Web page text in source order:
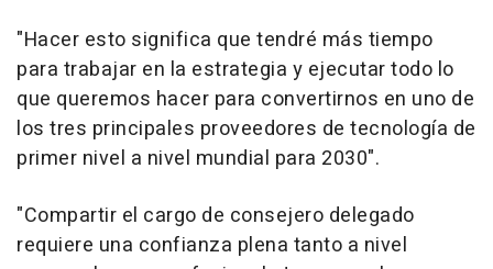
"Hacer esto significa que tendré más tiempo
para trabajar en la estrategia y ejecutar todo lo
que queremos hacer para convertirnos en uno de
los tres principales proveedores de tecnología de
primer nivel a nivel mundial para 2030".
"Compartir el cargo de consejero delegado
requiere una confianza plena tanto a nivel